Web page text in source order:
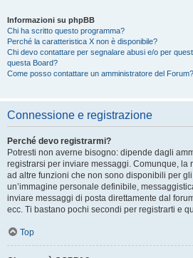
Informazioni su phpBB
Chi ha scritto questo programma?
Perché la caratteristica X non è disponibile?
Chi devo contattare per segnalare abusi e/o per
questa Board?
Come posso contattare un amministratore del Forum?
Connessione e registrazione
Perché devo registrarmi?
Potresti non averne bisogno: dipende dagli
registrarsi per inviare messaggi. Comunque, la
ad altre funzioni che non sono disponibili per
un’immagine personale definibile,
inviare messaggi di posta direttamente dal
ecc. Ti bastano pochi secondi per registrarti e
Top